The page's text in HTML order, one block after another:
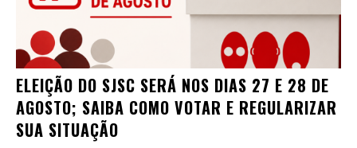
ELEIÇÃO DO SJSC SERÁ NOS DIAS 27 E 28 DE
AGOSTO; SAIBA COMO VOTAR E REGULARIZAR
SUA SITUAÇÃO